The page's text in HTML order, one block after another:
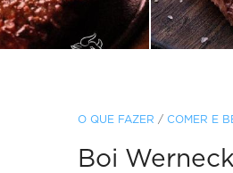
O QUE FAZER / COMER E
Boi Werneck